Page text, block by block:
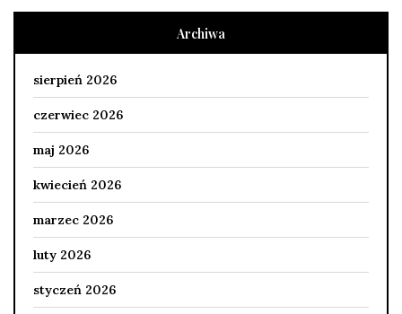
Archiwa
sierpień 2026
czerwiec 2026
maj 2026
kwiecień 2026
marzec 2026
luty 2026
styczeń 2026